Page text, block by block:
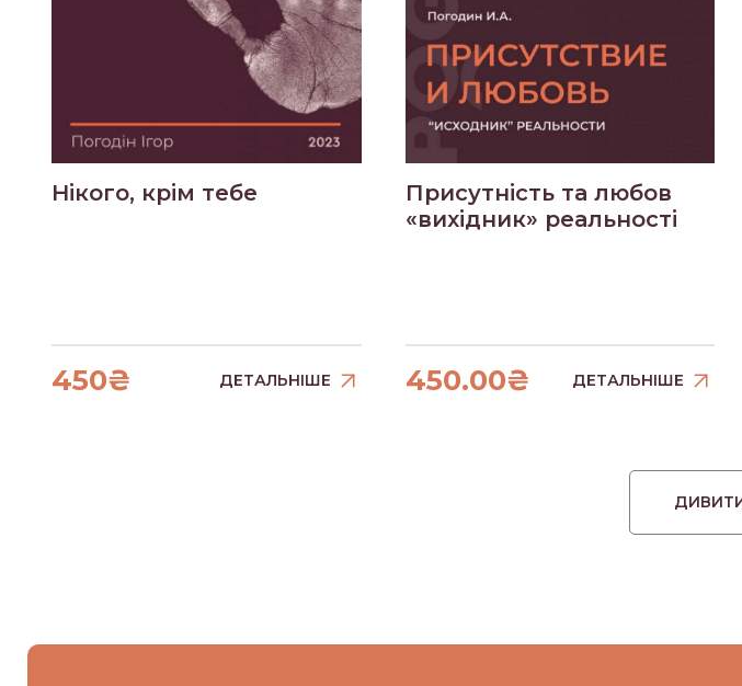
Нікого, крім тебе
450₴ ДЕТАЛЬНІШЕ
Присутність та любов
«вихідник» реальності
450.00₴ ДЕТАЛЬНІШЕ